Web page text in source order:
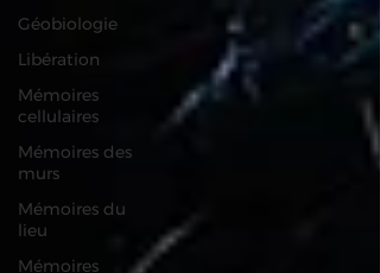
Géobiologie
Libération
Mémoires
cellulaires
Mémoires des
murs
Mémoires du
lieu
Mémoires